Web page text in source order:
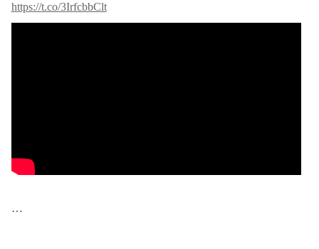
https://t.co/3IrfcbbClt
…